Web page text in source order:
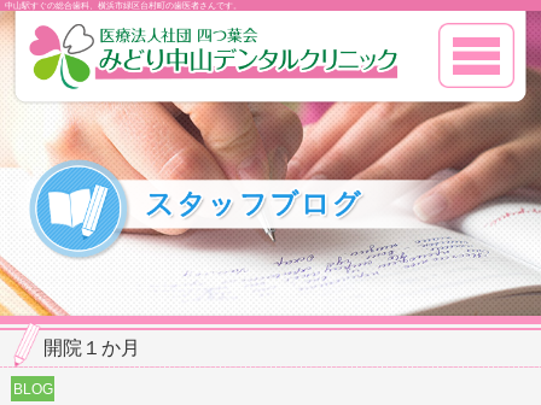
中山駅すぐの総合歯科、横浜市緑区台村町の歯医者さんです。
開院１か月
BLOG